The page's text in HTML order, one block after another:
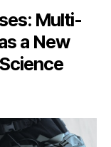
Multi-
a New